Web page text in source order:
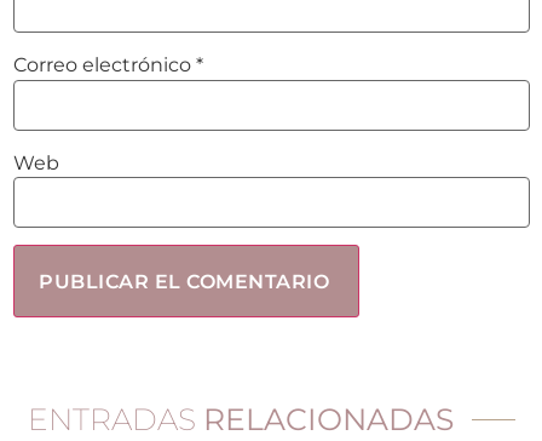
Correo electrónico *
Web
ENTRADAS RELACIONADAS